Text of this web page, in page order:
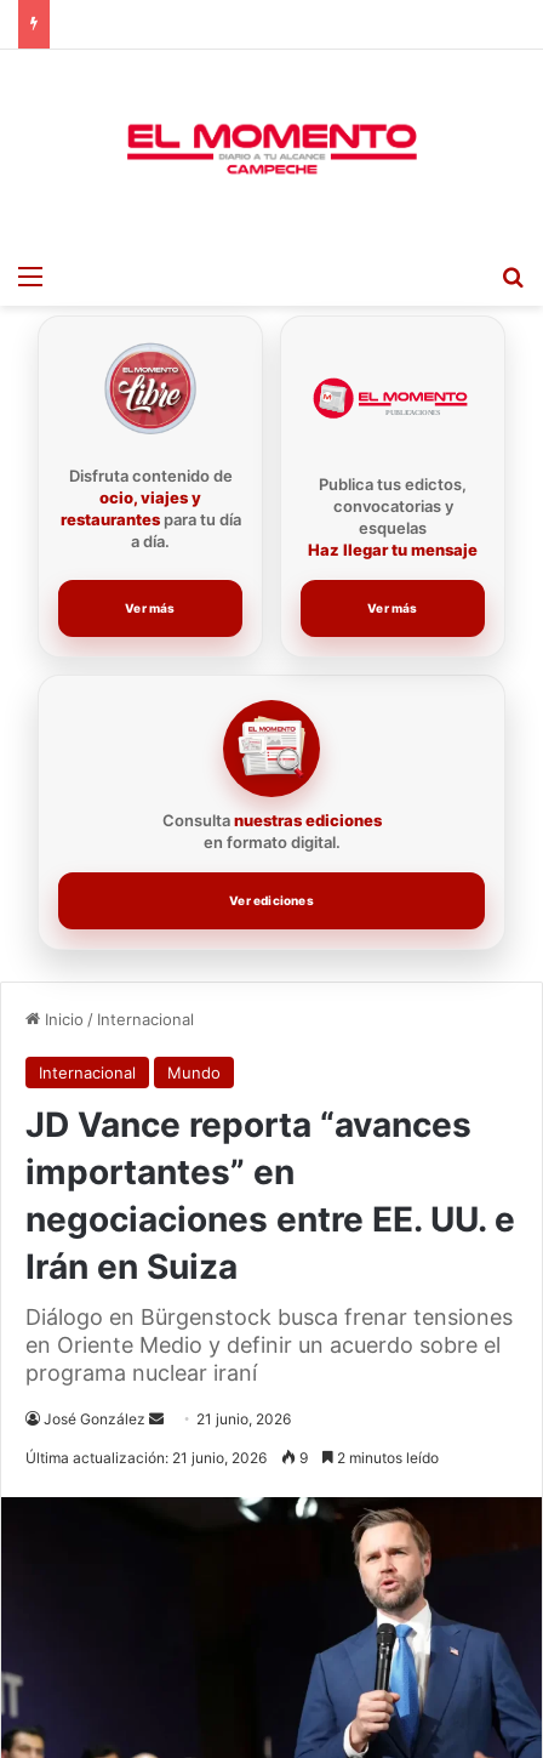
Menu
Disfruta contenido de
ocio, viajes y
restaurantespara tu día
a día.
Ver más
Consultanuestras ediciones
en formato digital.
Ver ediciones
Publica tus edictos,
convocatorias y
esquelas
Haz llegar tu mensaje
Ver más
Inicio / Internacional
Internacional Mundo
JD Vance reporta “avances
importantes” en
negociaciones entre EE. UU. e
Irán en Suiza
Diálogo en Bürgenstock busca frenar tensiones
en Oriente Medio y definir un acuerdo sobre el
programa nuclear iraní
José González
Send 21 junio, 2026
Última actualización: 21 junio, 2026 9 2 minutos leído